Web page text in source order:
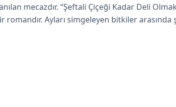
mecazdır. “Şeftali Çiçeği Kadar Deli
Ayları simgeleyen bitkiler arasında